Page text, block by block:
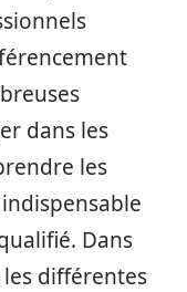
dans les
les
Dans
différentes